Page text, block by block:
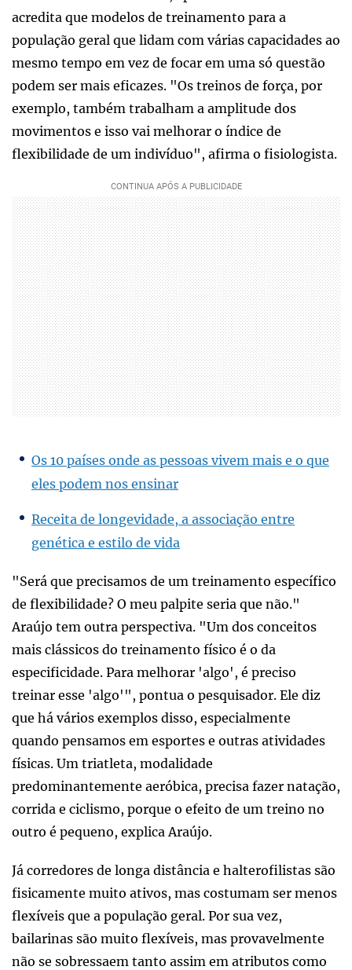
acredita que modelos de treinamento para a
população geral que lidam com várias capacidades ao
mesmo tempo em vez de focar em uma só questão
podem ser mais eficazes. "Os treinos de força, por
exemplo, também trabalham a amplitude dos
movimentos e isso vai melhorar o índice de
flexibilidade de um indivíduo", afirma o fisiologista.
Os 10 países onde as pessoas vivem mais e o que
eles podem nos ensinar
Receita de longevidade, a associação entre
genética e estilo de vida
"Será que precisamos de um treinamento específico
de flexibilidade? O meu palpite seria que não."
Araújo tem outra perspectiva. "Um dos conceitos
mais clássicos do treinamento físico é o da
especificidade. Para melhorar 'algo', é preciso
treinar esse 'algo'", pontua o pesquisador. Ele diz
que há vários exemplos disso, especialmente
quando pensamos em esportes e outras atividades
físicas. Um triatleta, modalidade
predominantemente aeróbica, precisa fazer natação,
corrida e ciclismo, porque o efeito de um treino no
outro é pequeno, explica Araújo.
Já corredores de longa distância e halterofilistas são
fisicamente muito ativos, mas costumam ser menos
flexíveis que a população geral. Por sua vez,
bailarinas são muito flexíveis, mas provavelmente
não se sobressaem tanto assim em atributos como